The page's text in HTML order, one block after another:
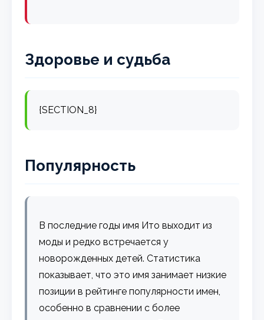
Здоровье и судьба
{SECTION_8}
Популярность
В последние годы имя Ито выходит из
моды и редко встречается у
новорожденных детей. Статистика
показывает, что это имя занимает низкие
позиции в рейтинге популярности имен,
особенно в сравнении с более